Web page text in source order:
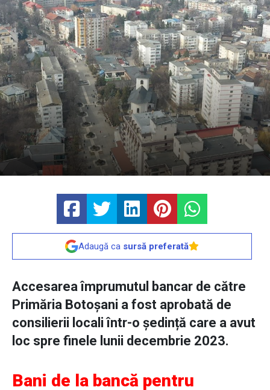
Adaugă ca sursă preferată
Accesarea împrumutul bancar de către
Primăria Botoșani a fost aprobată de
consilierii locali într-o ședință care a avut
loc spre finele lunii decembrie 2023.
Bani de la bancă pentru